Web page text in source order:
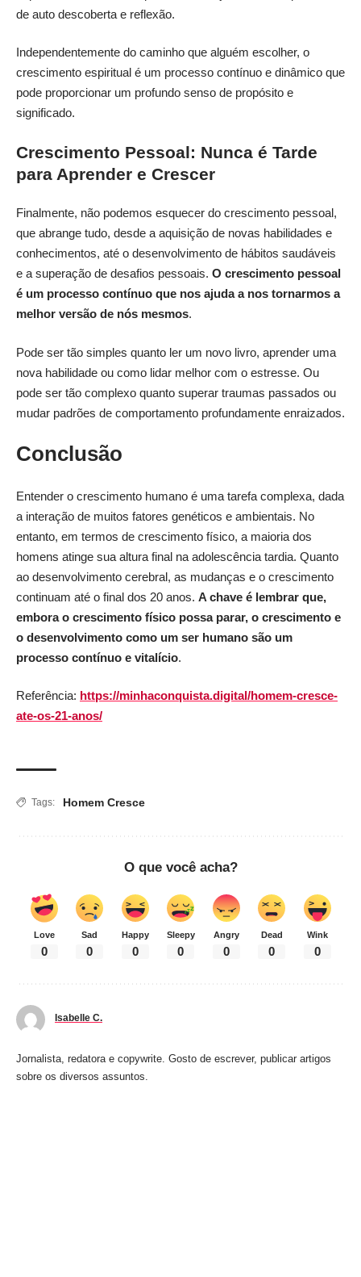
de auto descoberta e reflexão.
Independentemente do caminho que alguém escolher, o
crescimento espiritual é um processo contínuo e dinâmico que
pode proporcionar um profundo senso de propósito e
significado.
Crescimento Pessoal: Nunca é Tarde
para Aprender e Crescer
Finalmente, não podemos esquecer do crescimento pessoal,
que abrange tudo, desde a aquisição de novas habilidades e
conhecimentos, até o desenvolvimento de hábitos saudáveis
e a superação de desafios pessoais. O crescimento pessoal
é um processo contínuo que nos ajuda a nos tornarmos a
melhor versão de nós mesmos.
Pode ser tão simples quanto ler um novo livro, aprender uma
nova habilidade ou como lidar melhor com o estresse. Ou
pode ser tão complexo quanto superar traumas passados ou
mudar padrões de comportamento profundamente enraizados.
Conclusão
Entender o crescimento humano é uma tarefa complexa, dada
a interação de muitos fatores genéticos e ambientais. No
entanto, em termos de crescimento físico, a maioria dos
homens atinge sua altura final na adolescência tardia. Quanto
ao desenvolvimento cerebral, as mudanças e o crescimento
continuam até o final dos 20 anos. A chave é lembrar que,
embora o crescimento físico possa parar, o crescimento e
o desenvolvimento como um ser humano são um
processo contínuo e vitalício.
Referência: https://minhaconquista.digital/homem-cresce-
ate-os-21-anos/
Tags: Homem Cresce
O que você acha?
Love
0
Sad
0
Happy
0
Sleepy
0
Angry
0
Dead
0
Wink
0
Isabelle C.
Jornalista, redatora e copywrite. Gosto de escrever, publicar artigos
sobre os diversos assuntos.